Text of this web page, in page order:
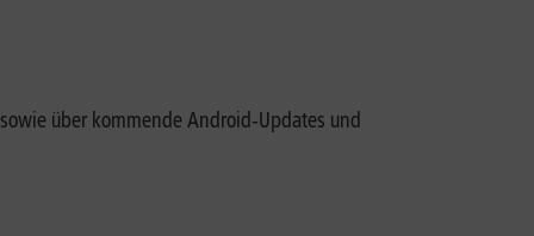
über kommende Android‑Updates und